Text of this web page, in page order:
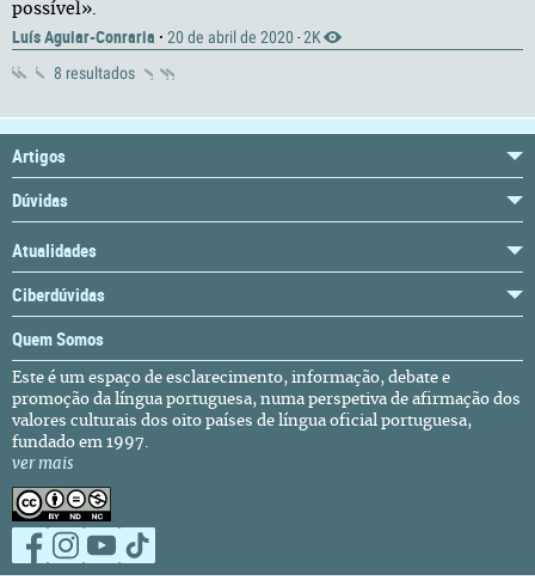
possível».
Luís Aguiar-Conraria · 20 de abril de 2020 · 2K
8 resultados
Artigos
Dúvidas
Atualidades
Ciberdúvidas
Quem Somos
Este é um espaço de esclarecimento, informação, debate e
promoção da língua portuguesa, numa perspetiva de afirmação dos
valores culturais dos oito países de língua oficial portuguesa,
fundado em 1997.
ver mais